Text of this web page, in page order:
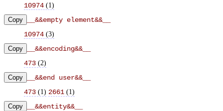
10974 (1)
Copy
__&&empty element&&__
10974 (3)
Copy
__&&encoding&&__
473 (2)
Copy
__&&end user&&__
473 (1) 2661 (1)
Copy
__&&entity&&__